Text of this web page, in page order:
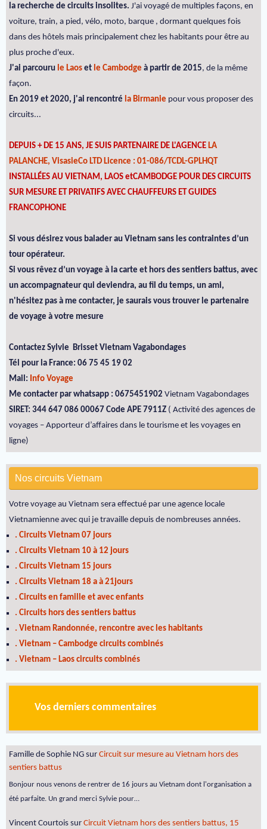
la recherche de circuits insolites. J'ai voyagé de multiples façons, en
voiture, train, a pied, vélo, moto, barque , dormant quelques fois
dans des hôtels mais principalement chez les habitants pour être au
plus proche d'eux.
J'ai parcouru le Laos et le Cambodge à partir de 2015, de la même
façon.
En 2019 et 2020, j'ai rencontré la Birmanie pour vous proposer des
circuits...
DEPUIS + DE 15 ANS, JE SUIS PARTENAIRE DE L'AGENCE LA
PALANCHE, VisasieCo LTD Licence : 01-086/TCDL-GPLHQT
INSTALLÉES AU VIETNAM, LAOS etCAMBODGE POUR DES CIRCUITS
SUR MESURE ET PRIVATIFS AVEC CHAUFFEURS ET GUIDES
FRANCOPHONE
Si vous désirez vous balader au Vietnam sans les contraintes d’un
tour opérateur.
Si vous rêvez d’un voyage à la carte et hors des sentiers battus, avec
un accompagnateur qui deviendra, au fil du temps, un ami,
n'hésitez pas à me contacter, je saurais vous trouver le partenaire
de voyage à votre mesure
Contactez Sylvie Brisset Vietnam Vagabondages
Tél pour la France: 06 75 45 19 02
Mail: Info Voyage
Me contacter par whatsapp : 0675451902 Vietnam Vagabondages
SIRET: 344 647 086 00067 Code APE 7911Z ( Activité des agences de
voyages – Apporteur d’affaires dans le tourisme et les voyages en
ligne)
Nos circuits Vietnam
Votre voyage au Vietnam sera effectué par une agence locale
Vietnamienne avec qui je travaille depuis de nombreuses années.
. Circuits Vietnam 07 jours
. Circuits Vietnam 10 à 12 jours
. Circuits Vietnam 15 jours
. Circuits Vietnam 18 a à 21jours
. Circuits en famille et avec enfants
. Circuits hors des sentiers battus
. Vietnam Randonnée, rencontre avec les habitants
. Vietnam – Cambodge circuits combinés
. Vietnam – Laos circuits combinés
Vos derniers commentaires
Famille de Sophie NG sur Circuit sur mesure au Vietnam hors des
sentiers battus
Bonjour nous venons de rentrer de 16 jours au Vietnam dont l'organisation a
été parfaite. Un grand merci Sylvie pour…
Vincent Courtois sur Circuit Vietnam hors des sentiers battus, 15